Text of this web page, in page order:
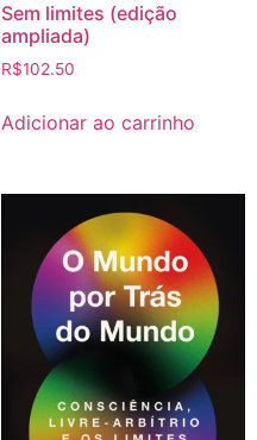
Sem limites (edição
ampliada)
R$102.50
Adicionar ao carrinho